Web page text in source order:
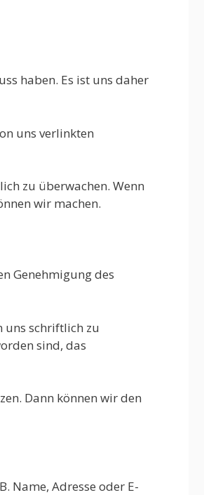
haben. Es ist uns daher
uns verlinkten
zu überwachen. Wenn
wir machen.
Genehmigung des
uns schriftlich zu
sind, das
Dann können wir den
Name, Adresse oder E-